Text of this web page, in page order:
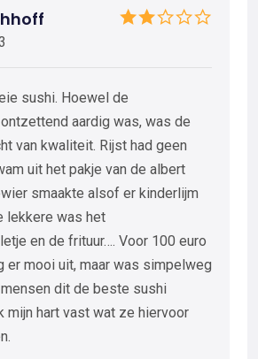
sushi. Hoewel de
aardig was, was de
van kwaliteit. Rijst had geen
uit het pakje van de albert
smaakte alsof er kinderlijm
lekkere was het
en de frituur…. Voor 100 euro
er mooi uit, maar was simpelweg
dit de beste sushi
mijn hart vast wat ze hiervoor